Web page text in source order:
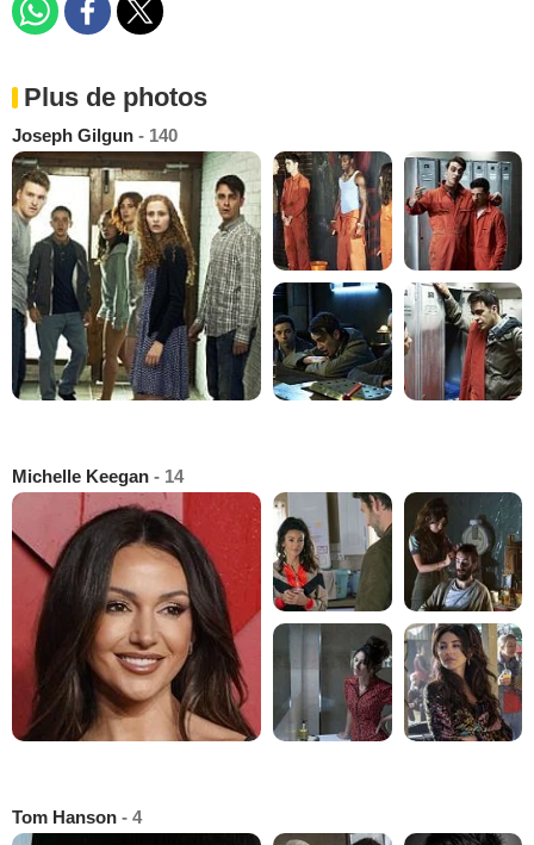
Plus de photos
Joseph Gilgun - 140
Michelle Keegan - 14
Tom Hanson - 4